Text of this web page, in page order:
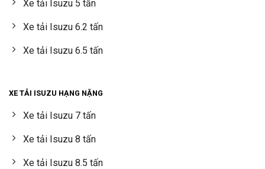
Xe tải Isuzu 5 tấn
Xe tải Isuzu 6.2 tấn
Xe tải Isuzu 6.5 tấn
XE TẢI ISUZU HẠNG NẶNG
Xe tải Isuzu 7 tấn
Xe tải Isuzu 8 tấn
Xe tải Isuzu 8.5 tấn